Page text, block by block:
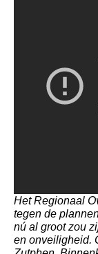
Het Regionaal
tegen de
nú al groot zou
en onveiligheid.